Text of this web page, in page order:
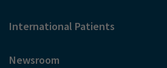
International Patients
Newsroom